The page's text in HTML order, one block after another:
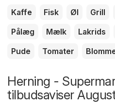
Kaffe Fisk Øl Grill
Pålæg
Mælk Lakrids
Pude
Tomater
Herning -
tilbudsaviser